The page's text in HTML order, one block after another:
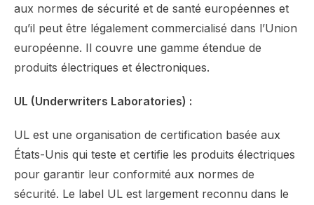
aux normes de sécurité et de santé européennes et
qu’il peut être légalement commercialisé dans l’Union
européenne. Il couvre une gamme étendue de
produits électriques et électroniques.
UL (Underwriters Laboratories) :
UL est une organisation de certification basée aux
États-Unis qui teste et certifie les produits électriques
pour garantir leur conformité aux normes de
sécurité. Le label UL est largement reconnu dans le